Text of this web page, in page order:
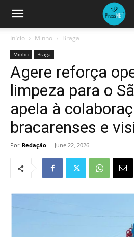
Início Minho Braga
Minho Braga
Agere reforça
limpeza para o
apela à
bracarenses e
Por Redação - June 22, 2026